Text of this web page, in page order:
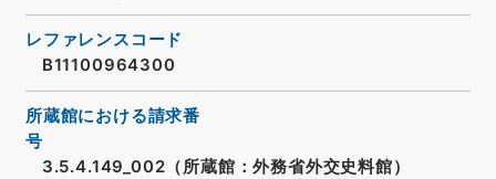
レファレンスコード
B11100964300
所蔵館における請求番
号
3.5.4.149_002（所蔵館：外務省外交史料館）